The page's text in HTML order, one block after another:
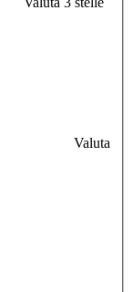
Valuta